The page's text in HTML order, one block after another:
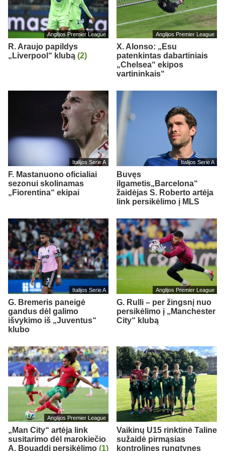
Anglijos Premier League
R. Araujo papildys
„Liverpool“ klubą (2)
Anglijos Premier League
X. Alonso: „Esu
patenkintas dabartiniais
„Chelsea“ ekipos
vartininkais“
Italijos Serie A
F. Mastanuono oficialiai
sezonui skolinamas
„Fiorentina“ ekipai
Italijos Serie A
Buvęs
ilgametis„Barcelona“
žaidėjas S. Roberto artėja
link persikėlimo į MLS
Italijos Serie A
G. Bremeris paneigė
gandus dėl galimo
išvykimo iš „Juventus“
klubo
Anglijos Premier League
G. Rulli – per žingsnį nuo
persikėlimo į „Manchester
City“ klubą
Anglijos Premier League
„Man City“ artėja link
susitarimo dėl marokiečio
A. Bouaddi persikėlimo (1)
Vaikinų U15 rinktinė Taline
sužaidė pirmąsias
kontrolines rungtynes